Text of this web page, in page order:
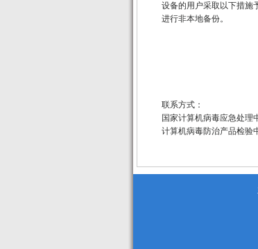
设备的用户采取以下措施
进行非本地备份。
联系方式：
国家计算机病毒应急处理
计算机病毒防治产品检验